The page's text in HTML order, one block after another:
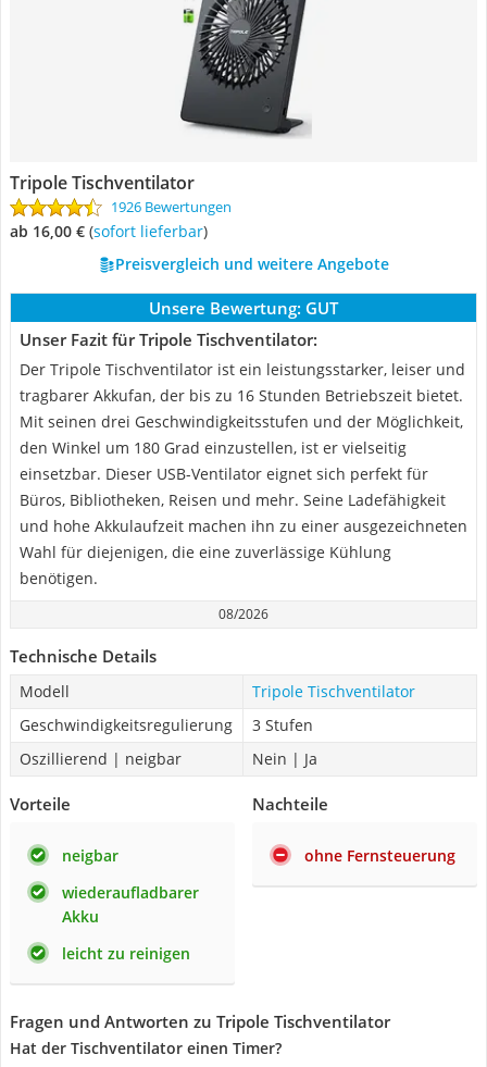
Tripole Tischventilator
1926 Bewertungen
ab 16,00 € ( Sofort lieferbar)
Preisvergleich und weitere Angebote
Unsere Bewertung: GUT
Unser Fazit für Tripole Tischventilator:
Der Tripole Tischventilator ist ein leistungsstarker, leiser und
tragbarer Akkufan, der bis zu 16 Stunden Betriebszeit bietet.
Mit seinen drei Geschwindigkeitsstufen und der Möglichkeit,
den Winkel um 180 Grad einzustellen, ist er vielseitig
einsetzbar. Dieser USB-Ventilator eignet sich perfekt für
Büros, Bibliotheken, Reisen und mehr. Seine Ladefähigkeit
und hohe Akkulaufzeit machen ihn zu einer ausgezeichneten
Wahl für diejenigen, die eine zuverlässige Kühlung
benötigen.
08/2026
Technische Details
Modell
Tripole Tischventilator
Geschwindigkeitsregulierung
3 Stufen
Oszillierend | neigbar
Nein | Ja
Vorteile
neigbar
wiederaufladbarer
Akku
leicht zu reinigen
Nachteile
ohne Fernsteuerung
Fragen und Antworten zu Tripole Tischventilator
Hat der Tischventilator einen Timer?